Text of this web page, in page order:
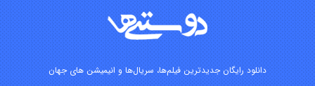
دانلود رایگان جدیدترین فیلم‌ها، سریال‌ها و انیمیشن های جهان